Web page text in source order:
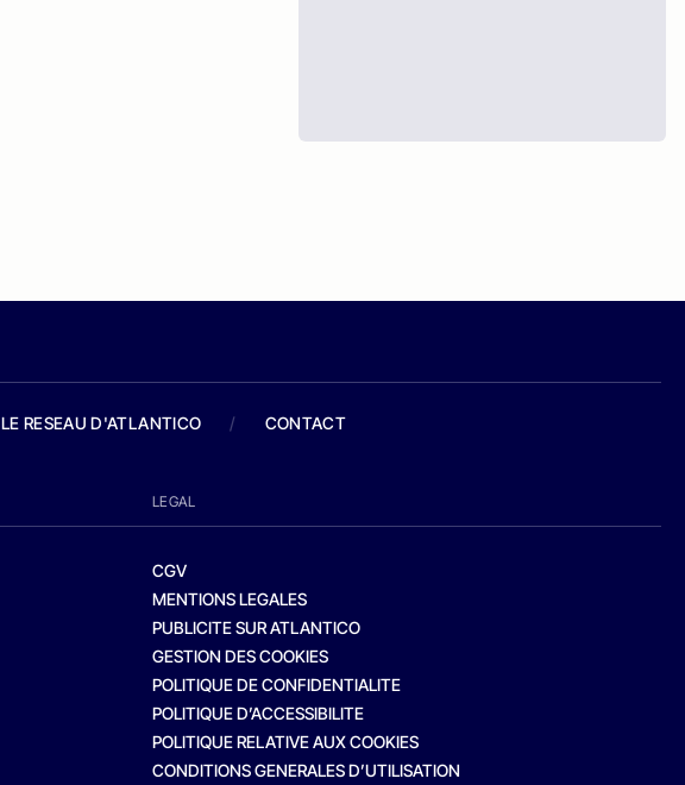
LE RESEAU D'ATLANTICO / CONTACT
LEGAL
CGV
MENTIONS LEGALES
PUBLICITE SUR ATLANTICO
GESTION DES COOKIES
POLITIQUE DE CONFIDENTIALITE
POLITIQUE D’ACCESSIBILITE
POLITIQUE RELATIVE AUX COOKIES
CONDITIONS GENERALES D’UTILISATION